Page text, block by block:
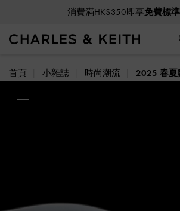
消費滿HK$350即享免費標
首頁 小雜誌 時尚潮流 2025 春夏